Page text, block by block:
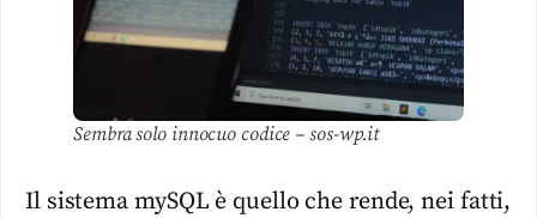
Sembra solo innocuo codice – sos-wp.it
Il sistema mySQL è quello che rende, nei fatti,